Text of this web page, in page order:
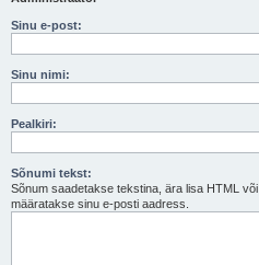
Sinu e-post:
Sinu nimi:
Pealkiri:
Sõnumi tekst:
Sõnum saadetakse tekstina, ära lisa HTML
määratakse sinu e-posti aadress.